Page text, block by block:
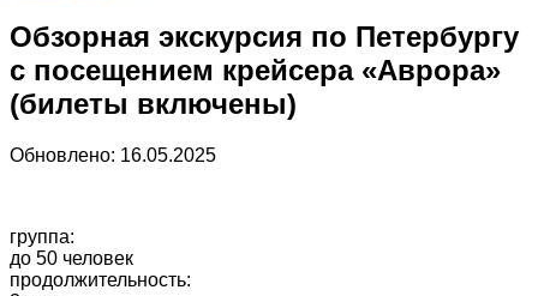
Обзорная экскурсия по Петербургу
с посещением крейсера «Аврора»
(билеты включены)
Обновлено: 16.05.2025
группа:
до 50 человек
продолжительность: